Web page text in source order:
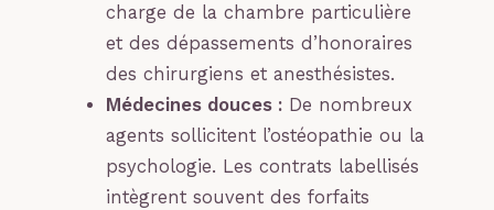
charge de la chambre particulière
et des dépassements d’honoraires
des chirurgiens et anesthésistes.
Médecines douces : De nombreux
agents sollicitent l’ostéopathie ou la
psychologie. Les contrats labellisés
intègrent souvent des forfaits